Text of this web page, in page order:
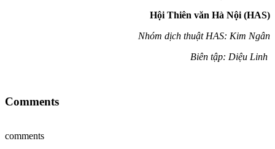
Hội Thiên văn Hà Nội (HAS)
Nhóm dịch thuật HAS: Kim Ngân
Biên tập: Diệu Linh
Comments
comments